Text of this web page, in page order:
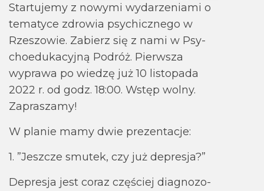
Star­tu­jemy z nowymi wyda­rze­niami o
tema­tyce zdro­wia psy­chicz­nego w
Rze­szo­wie. Zabierz się z nami w Psy­
cho­edu­ka­cyjną Podróż. Pierw­sza
wyprawa po wie­dzę już 10 listo­pada
2022 r. od godz. 18:00. Wstęp wolny.
Zapra­szamy!
W pla­nie mamy dwie pre­zen­ta­cje:
1. ”Jesz­cze smu­tek, czy już depre­sja?”
Depre­sja jest coraz czę­ściej dia­gno­zo­